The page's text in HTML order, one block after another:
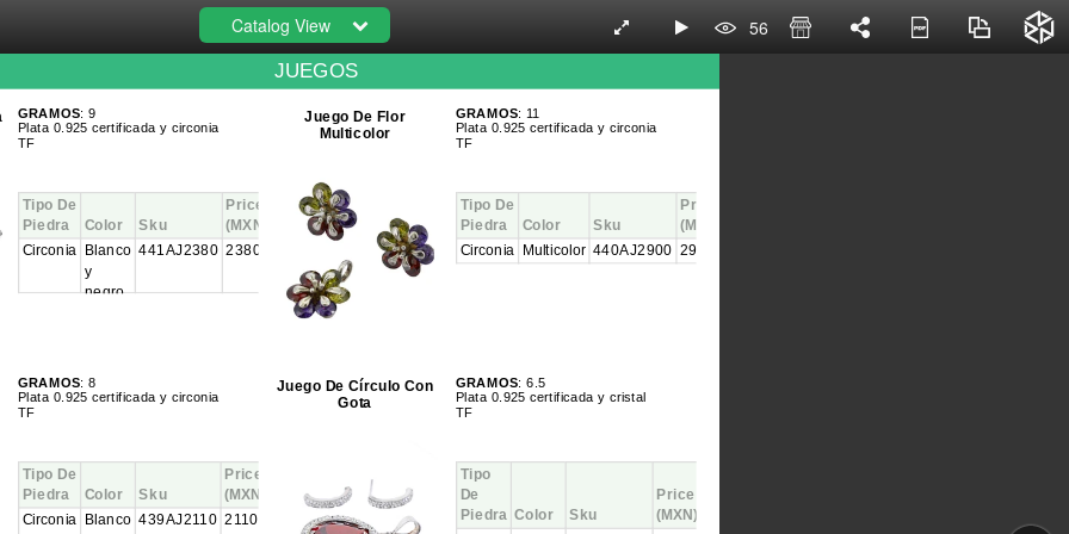
GRAMOS: 9
Plata 0.925 certificada y circonia
TF
Tipo De
Piedra
Color Sku
Price
(MXN)
Circonia
Blanco
y
negro
441AJ2380 2380.00
Juego De Flor
Multicolor
GRAMOS: 11
Plata 0.925 certificada y circonia
TF
Tipo De
Piedra
Color Sku
Price
(MXN)
Circonia
Multicolor 440AJ2900 2900.00
GRAMOS: 8
Plata 0.925 certificada y circonia
TF
Tipo De
Piedra
Color Sku
Price
(MXN)
Circonia
Blanco 439AJ2110 2110.00
Juego De Círculo Con
Gota
GRAMOS: 6.5
Plata 0.925 certificada y cristal
TF
Tipo
De
Piedra Color Sku
Price
(MXN)
JUEGOS
Catalog View 56